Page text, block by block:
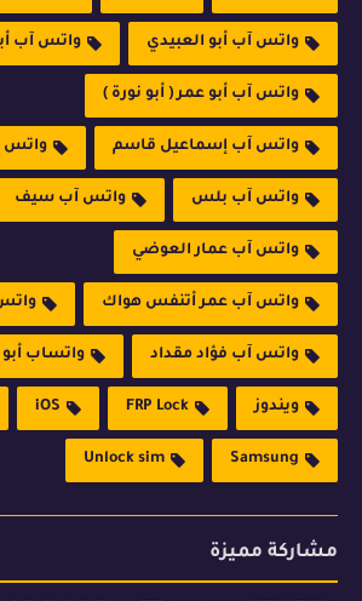
واتس آب أبو العبيدي واتس آب
واتس آب أبو عمر ( أبو نورة )
واتس آب إسماعيل قاسم واتس
واتس آب بلس واتس آب سيف
واتس آب عمار العوضي
واتس آب عمر أتنفس هواك
واتس آب فؤاد مقداد واتساب أبو
ويندوز FRP Lock
iOS
Samsung
Unlock sim
مشاركة مميزة